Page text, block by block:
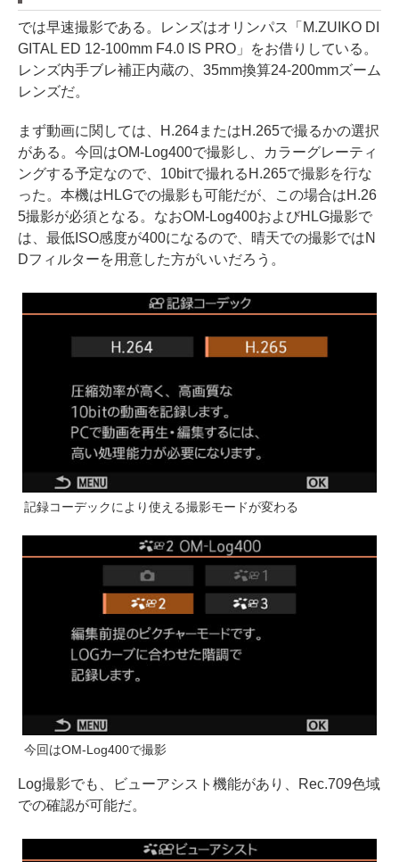
では早速撮影である。レンズはオリンパス「M.ZUIKO DI
GITAL ED 12-100mm F4.0 IS PRO」をお借りしている。
レンズ内手ブレ補正内蔵の、35mm換算24-200mmズーム
レンズだ。
まず動画に関しては、H.264またはH.265で撮るかの選択
がある。今回はOM-Log400で撮影し、カラーグレーティ
ングする予定なので、10bitで撮れるH.265で撮影を行な
った。本機はHLGでの撮影も可能だが、この場合はH.26
5撮影が必須となる。なおOM-Log400およびHLG撮影で
は、最低ISO感度が400になるので、晴天での撮影ではN
Dフィルターを用意した方がいいだろう。
記録コーデックにより使える撮影モードが変わる
今回はOM-Log400で撮影
Log撮影でも、ビューアシスト機能があり、Rec.709色域
での確認が可能だ。